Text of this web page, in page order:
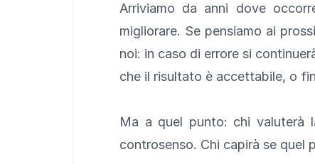
Arriviamo da anni dove
migliorare. Se pensiamo ai
noi: in caso di errore si
che il risultato è accettabile, o
Ma a quel punto: chi valuterà
controsenso. Chi capirà se